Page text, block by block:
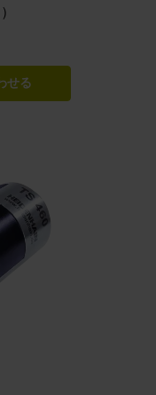
せる